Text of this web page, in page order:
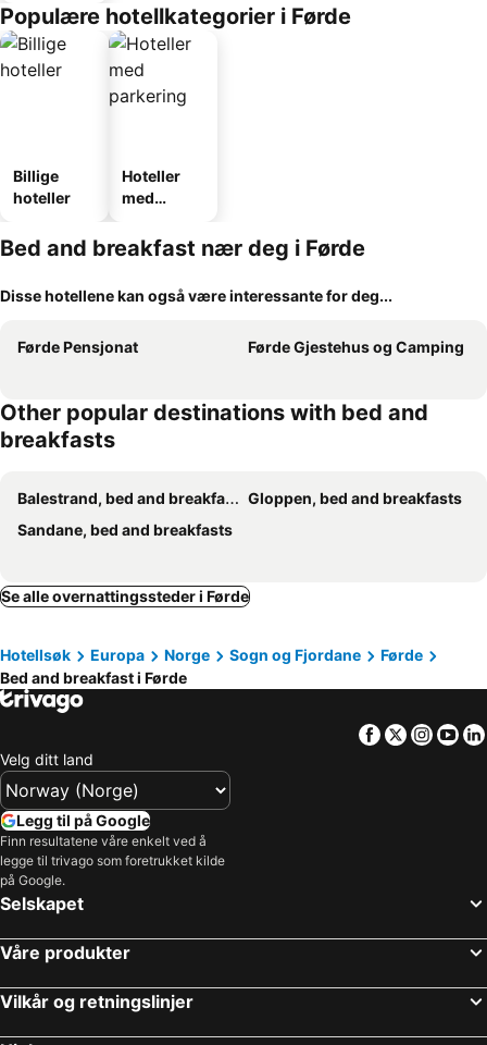
Populære hotellkategorier i Førde
Billige
hoteller
Hoteller
med
Bed and breakfast nær deg i Førde
Disse hotellene kan også være interessante for deg...
Førde Pensjonat Førde Gjestehus og Camping
Other popular destinations with bed and
breakfasts
Balestrand, bed and breakfasts
Gloppen, bed and breakfasts
Sandane, bed and breakfasts
Se alle overnattingssteder i Førde
Hotellsøk Europa Norge Sogn og Fjordane
Førde
Bed and breakfast i Førde
Facebook
Twitter
Velg ditt land
Legg til på Google
Finn resultatene våre enkelt ved å
legge til trivago som foretrukket kilde
på Google.
Selskapet
Våre produkter
Vilkår og retningslinjer